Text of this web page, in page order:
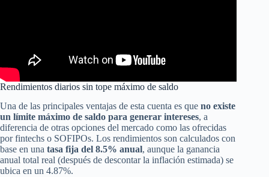
Rendimientos diarios sin tope máximo de saldo
Una de las principales ventajas de esta cuenta es que no existe
un límite máximo de saldo para generar intereses, a
diferencia de otras opciones del mercado como las ofrecidas
por fintechs o SOFIPOs. Los rendimientos son calculados con
base en una tasa fija del 8.5% anual, aunque la ganancia
anual total real (después de descontar la inflación estimada) se
ubica en un 4.87%.